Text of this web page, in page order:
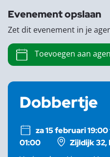
Dobbertje
za 15 februari
01:00
Zijldijk
Evenement opslaan
Zet dit evenement in je
Toevoegen aan